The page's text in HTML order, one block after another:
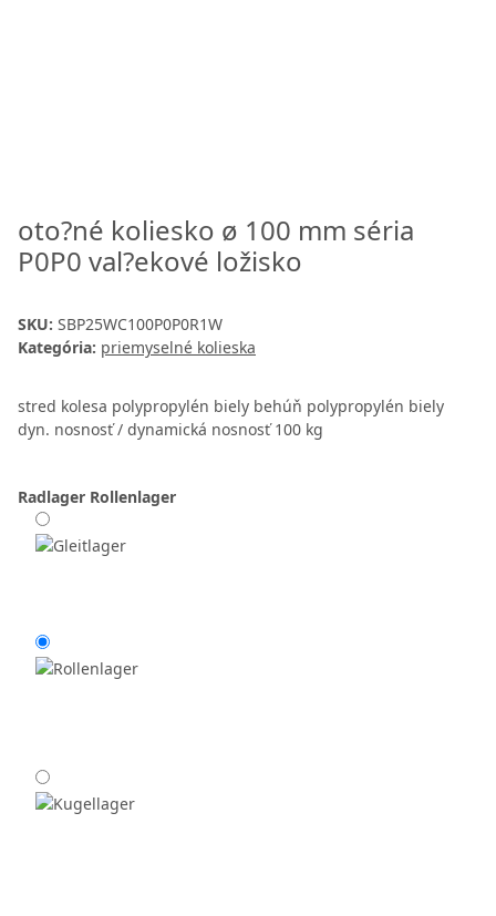
oto?né koliesko ø 100 mm séria
P0P0 val?ekové ložisko
SKU: SBP25WC100P0P0R1W
Kategória: priemyselné kolieska
stred kolesa polypropylén biely behúň polypropylén biely
dyn. nosnosť / dynamická nosnosť 100 kg
Radlager Rollenlager